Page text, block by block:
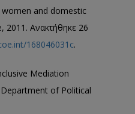
and domestic
2011. Ανακτήθηκε 26
168046031c.
Mediation
of Political